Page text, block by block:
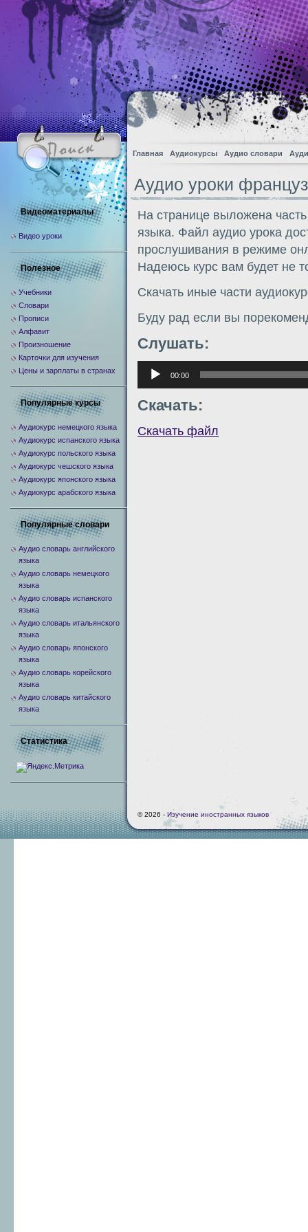
Главная Аудиокурсы Аудио словари
Аудио уроки
На странице выложена
языка. Файл аудио урока
прослушивания в режиме
Надеюсь курс вам будет не
Скачать иные части
Буду рад если вы
Слушать:
Аудиоплеер
00:00
Скачать:
Скачать файл
Видеоматериалы
Видео уроки
Полезное
Учебники
Словари
Прописи
Алфавит
Произношение
Карточки для изучения
Цены и зарплаты в странах
Популярные курсы
Аудиокурс немецкого языка
Аудиокурс испанского языка
Аудиокурс польского языка
Аудиокурс чешского языка
Аудиокурс японского языка
Аудиокурс арабского языка
Популярные словари
Аудио словарь английского
языка
Аудио словарь немецкого
языка
Аудио словарь испанского
языка
Аудио словарь итальянского
языка
Аудио словарь японского
языка
Аудио словарь корейского
языка
Аудио словарь китайского
языка
Статистика
© 2026 - Изучение иностранных языков